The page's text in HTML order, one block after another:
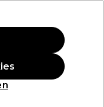
Anmelden
40 €